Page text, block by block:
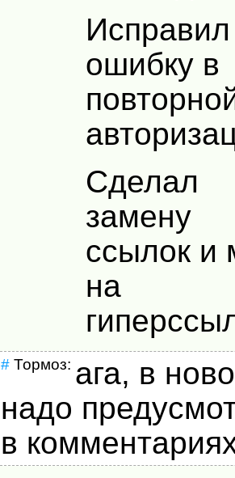
Исправил
ошибку в
Сделал
замену
ссылок и
на
# Тормоз: ага, в
надо
в